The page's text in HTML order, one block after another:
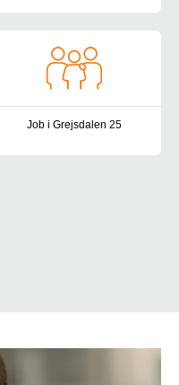
Job i Grejsdalen 25